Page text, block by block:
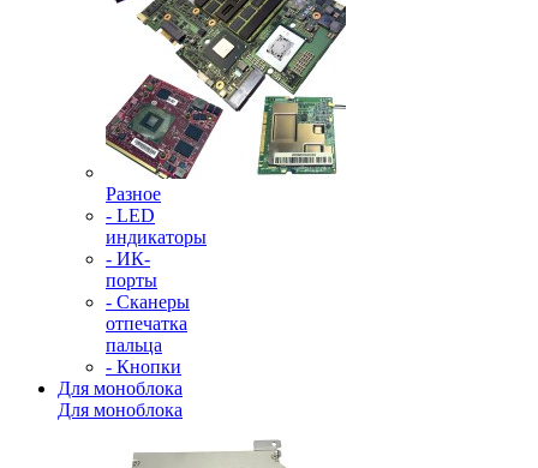
Разное
- LED
индикаторы
- ИК-
порты
- Сканеры
отпечатка
пальца
- Кнопки
Для моноблока
Для моноблока